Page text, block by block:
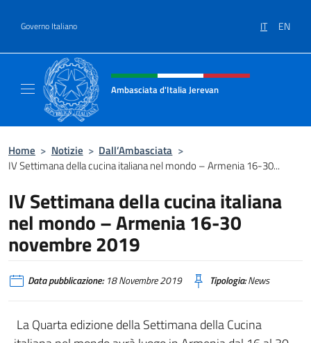
Governo Italiano IT EN
Intestazione sito, social e menù
Ambasciata d'Italia Jerevan
Home > Notizie > Dall’Ambasciata >
IV Settimana della cucina italiana nel mondo – Armenia 16-30...
IV Settimana della cucina italiana
nel mondo – Armenia 16-30
novembre 2019
Data pubblicazione:18 Novembre 2019 Tipologia:News
La Quarta edizione della Settimana della Cucina